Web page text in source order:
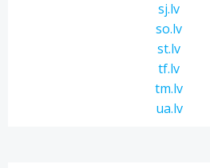
sj.lv
so.lv
st.lv
tf.lv
tm.lv
ua.lv